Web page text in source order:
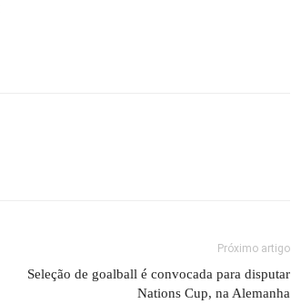
Próximo artigo
Seleção de goalball é convocada para disputar
Nations Cup, na Alemanha